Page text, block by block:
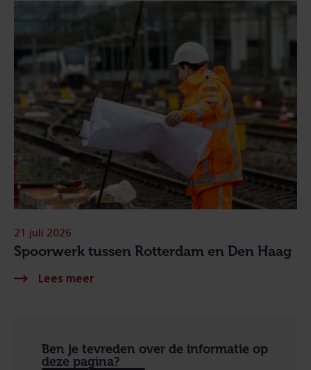
Spoorwerk tussen Rotterdam en Den Haag
21 juli 2026
Ben je tevreden over de informatie op
deze pagina?